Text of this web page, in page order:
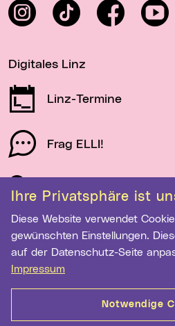
Ihre Privatsphäre ist
Diese Website verwendet Cookies. Bitte wählen Sie Ihre
gewünschten Einstellungen.
auf der Datenschutz-Seite
Impressum
Notwendige
InstagramTikTok Facebook
Digitales Linz
Linz-Termine
Frag ELLI!
Schau auf Linz
Newsletter-Anmeldung
E-Mail-Adresse eingeben
Anmelden